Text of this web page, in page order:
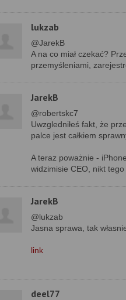
lukzab
@JarekB
A na co miał czekać?
przemyśleniami,
JarekB
@robertskc7
Uwzgledniłeś fakt, że
palce jest całkiem
A teraz poważnie -
widzimisie CEO, nikt
JarekB
@lukzab
Jasna sprawa, tak
link
deel77